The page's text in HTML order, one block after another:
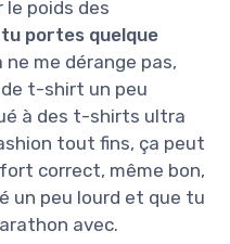
le poids des
tu portes quelque
ne me dérange pas,
t-shirt un peu
à des t-shirts ultra
tout fins, ça peut
correct, même bon,
un peu lourd et que tu
avec.